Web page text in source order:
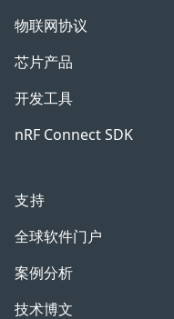
物联网协议
芯片产品
开发工具
nRF Connect SDK
支持
全球软件门户
案例分析
技术博文